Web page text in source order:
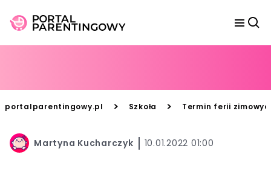
portalparentingowy.pl > Szkoła > Termin ferii
Martyna Kucharczyk 10.01.2022 01:00